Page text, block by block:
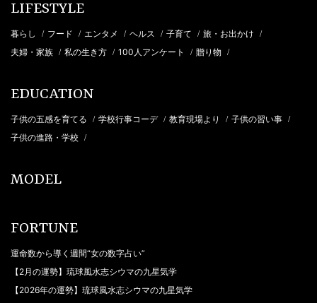
LIFESTYLE
暮らし / フード / エンタメ / ヘルス / 子育て / 旅・お出かけ /
夫婦・家族 / 私の生き方 / 100人アンケート / 贈り物 /
EDUCATION
子供の五感を育てる / 学校行事コーデ / 教育現場より / 子供の習い事 /
子供の進路・学校 /
MODEL
FORTUNE
運命数から導く週間“女の数字占い”
【2月の運勢】琉球風水志シウマの九星気学
【2026年の運勢】琉球風水志シウマの九星気学